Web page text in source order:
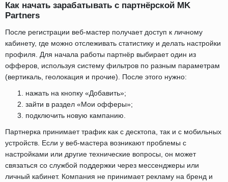
Как начать зарабатывать с партнёрской MK
Partners
После регистрации веб-мастер получает доступ к личному
кабинету, где можно отслеживать статистику и делать настройки
профиля. Для начала работы партнёр выбирает один из
офферов, используя систему фильтров по разным параметрам
(вертикаль, геолокация и прочие). После этого нужно:
нажать на кнопку «Добавить»;
зайти в раздел «Мои офферы»;
подключить новую кампанию.
Партнерка принимает трафик как с десктопа, так и с мобильных
устройств. Если у веб-мастера возникают проблемы с
настройками или другие технические вопросы, он может
связаться со службой поддержки через мессенджеры или
личный кабинет. Компания не принимает рекламу на бренд и